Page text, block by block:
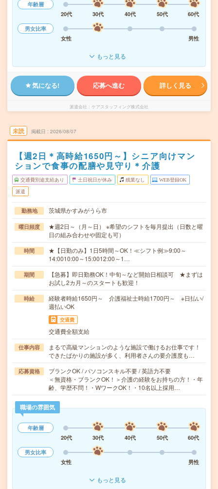
年齢層
20代
30代 40代 50代
60代
男女比率
女性
男性
もっと見る
気になる! 応募へ進む 詳しく見る
派遣会社 ケアスタッフィング株式会社
未読 掲載日 2026/08/07
【週2日＊高時給1650円～】シニア向けマン
ションで食事の配膳や見守り＊介護
交通費別途支給あり 土日祝日が休み 残業なし WEB登録OK
派遣
勤務地 茨城県かすみがうら市
曜日頻度
★週2日～（月～日） ※希望のシフトを毎月提出（日数と曜
日の組み合わせや固定も可）
時間
★【日勤のみ】1日5時間～OK！≪シフト例≫9:00～
14:0010:00～15:0012:00～1…
期間
【急募】即日勤務OK！中旬～など開始日相談可 ★まずは
お試し2カ月～のスタートも歓迎！
時給
経験者時給1650円～ 介護福祉士時給1700円～ ※日払い/
週払いOK
交通費
交通費全額支給
仕事内容
まるで高級マンションのような施設で働けるお仕事です！
できたばかりの施設が多く、利用者さんの要介護度も…
応募資格
ブランクOK / パソコンスキル不要 / 英語力不要
＜無資格・ブランクOK！＞介護の経験をお持ちの方！・年
齢、学歴不問！・WワークOK！・10名以上採用…
職場の雰囲気
年齢層
20代
30代 40代 50代
60代
男女比率
女性
男性
もっと見る